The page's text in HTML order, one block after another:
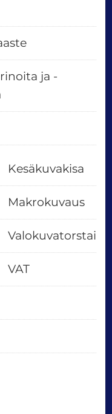
ja -
Kesäkuvakisa
Makrokuvaus
Valokuvatorstai
VAT